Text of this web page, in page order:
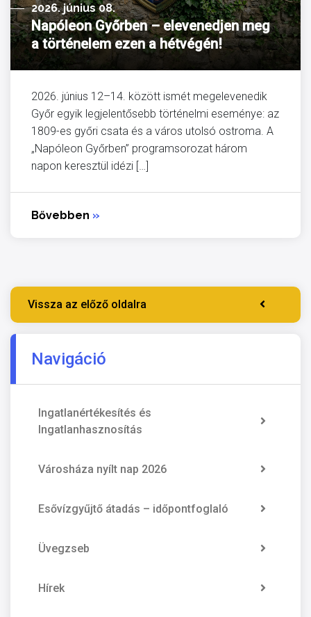
2026. június 08.
Napóleon Győrben – elevenedjen meg
a történelem ezen a hétvégén!
2026. június 12–14. között ismét megelevenedik
Győr egyik legjelentősebb történelmi eseménye: az
1809-es győri csata és a város utolsó ostroma. A
„Napóleon Győrben” programsorozat három
napon keresztül idézi […]
Bővebben »
Vissza az előző oldalra
Navigáció
Ingatlanértékesítés és
Ingatlanhasznosítás
Városháza nyílt nap 2026
Esővízgyűjtő átadás – időpontfoglaló
Üvegzseb
Hírek